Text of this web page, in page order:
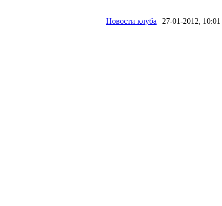
Новости клуба 27-01-2012, 10:01